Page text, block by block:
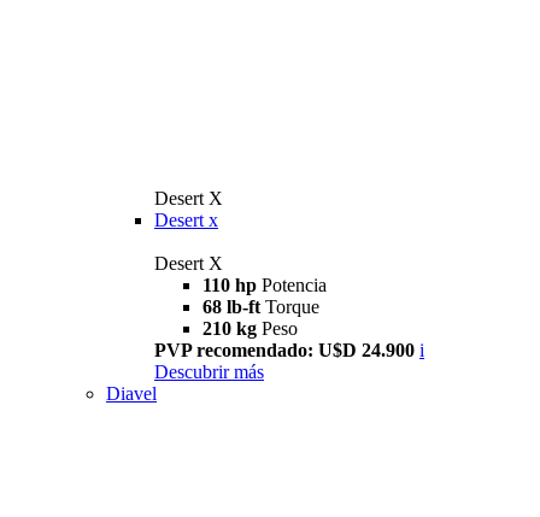
Desert X
Desert x
Desert X
110 hp Potencia
68 lb-ft Torque
210 kg Peso
PVP recomendado: U$D 24.900 i
Descubrir más
Diavel